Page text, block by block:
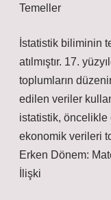
Temeller
İstatistik biliminin
atılmıştır. 17.
toplumların
edilen veriler
istatistik,
ekonomik verileri
Erken Dönem:
İlişki